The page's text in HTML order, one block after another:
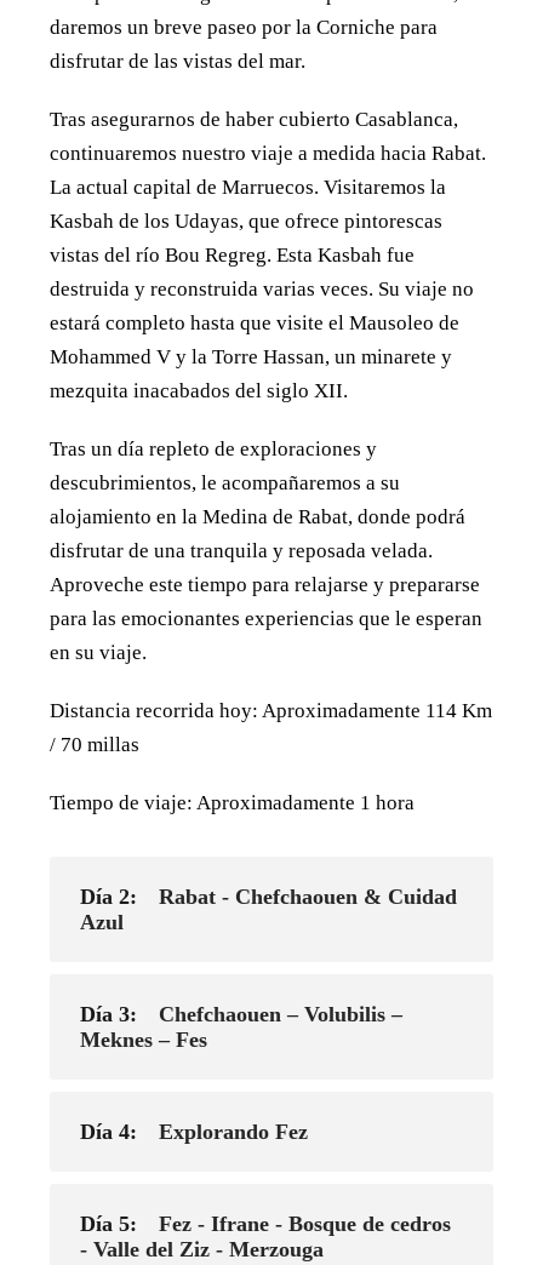
daremos un breve paseo por la Corniche para
disfrutar de las vistas del mar.
Tras asegurarnos de haber cubierto Casablanca,
continuaremos nuestro viaje a medida hacia Rabat.
La actual capital de Marruecos. Visitaremos la
Kasbah de los Udayas, que ofrece pintorescas
vistas del río Bou Regreg. Esta Kasbah fue
destruida y reconstruida varias veces. Su viaje no
estará completo hasta que visite el Mausoleo de
Mohammed V y la Torre Hassan, un minarete y
mezquita inacabados del siglo XII.
Tras un día repleto de exploraciones y
descubrimientos, le acompañaremos a su
alojamiento en la Medina de Rabat, donde podrá
disfrutar de una tranquila y reposada velada.
Aproveche este tiempo para relajarse y prepararse
para las emocionantes experiencias que le esperan
en su viaje.
Distancia recorrida hoy: Aproximadamente 114 Km
/ 70 millas
Tiempo de viaje: Aproximadamente 1 hora
Día 2:
Rabat - Chefchaouen & Cuidad
Azul
Día 3:
Chefchaouen – Volubilis –
Meknes – Fes
Día 4: Explorando Fez
Día 5:
Fez - Ifrane - Bosque de cedros
- Valle del Ziz - Merzouga